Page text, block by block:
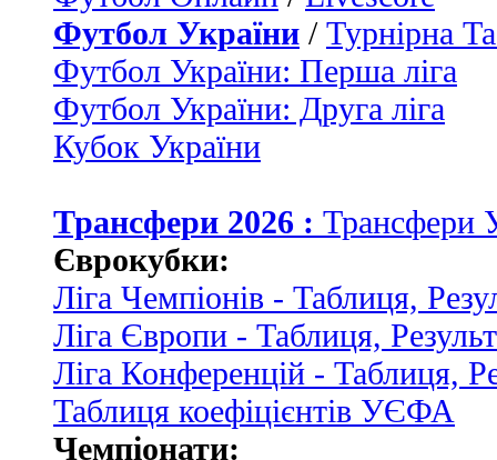
Футбол України / Турнірна
Футбол України: Перша ліга
Футбол України: Друга ліга
Кубок України
Трансфери 2026 : Трансфери
Єврокубки:
Ліга Чемпіонів - Таблиця,
Ліга Європи - Таблиця,
Ліга Конференцій - Таблиця,
Таблиця коефіцієнтів УЄФА
Чемпіонати: